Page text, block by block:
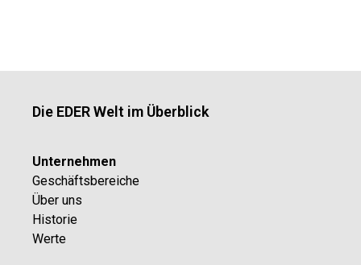
Die EDER Welt im Überblick
Unternehmen
Geschäftsbereiche
Über uns
Historie
Werte